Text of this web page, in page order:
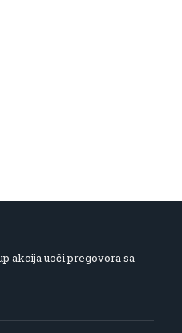
akcija uoči pregovora sa